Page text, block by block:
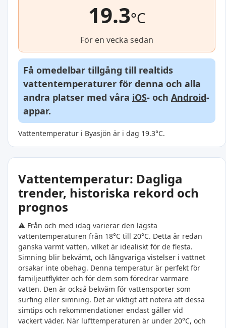
19.3°C
För en vecka sedan
Få omedelbar tillgång till realtids
vattentemperaturer för denna och alla
andra platser med våra iOS- och Android-
appar.
Vattentemperatur i Byasjön är i dag 19.3°C.
Vattentemperatur: Dagliga
trender, historiska rekord och
prognos
⚠️ Från och med idag varierar den lägsta
vattentemperaturen från 18°C till 20°C. Detta är redan
ganska varmt vatten, vilket är idealiskt för de flesta.
Simning blir bekvämt, och långvariga vistelser i vattnet
orsakar inte obehag. Denna temperatur är perfekt för
familjeutflykter och för dem som föredrar varmare
vatten. Den är också bekväm för vattensporter som
surfing eller simning. Det är viktigt att notera att dessa
simtips och rekommendationer endast gäller vid
vackert väder. När lufttemperaturen är under 20°C, och